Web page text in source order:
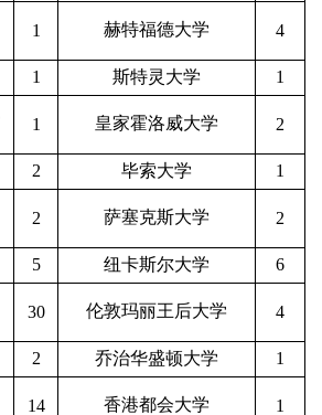
1 赫特福德大学 4
1 斯特灵大学
1
1 皇家霍洛威大学 2
2 毕索大学
1
2 萨塞克斯大学 2
5 纽卡斯尔大学
6
30 伦敦玛丽王后大学 4
2 乔治华盛顿大学
1
14 香港都会大学 1